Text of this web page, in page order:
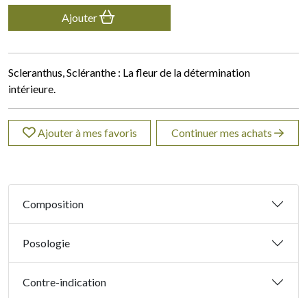
Ajouter
Scleranthus, Scléranthe : La fleur de la détermination
intérieure.
Ajouter à mes favoris Continuer mes achats
Composition
Posologie
Contre-indication